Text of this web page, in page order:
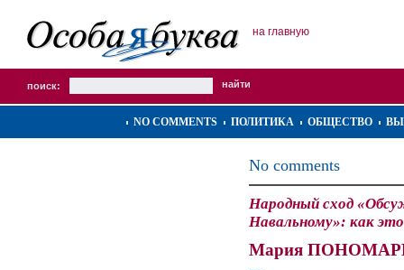
на главную
поиск:
NO COMMENTS ПОЛИТИКА ОБЩЕСТВО
No comments
Народный сход
Навальному»: как
Мария